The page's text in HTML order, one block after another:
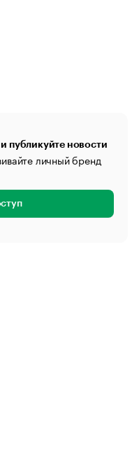
публикуйте новости
личный бренд